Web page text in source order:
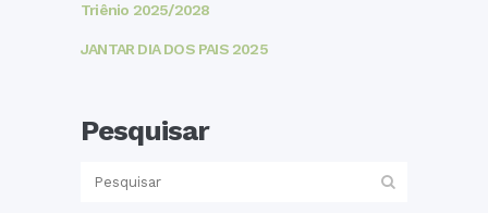
Triênio 2025/2028
JANTAR DIA DOS PAIS 2025
Pesquisar